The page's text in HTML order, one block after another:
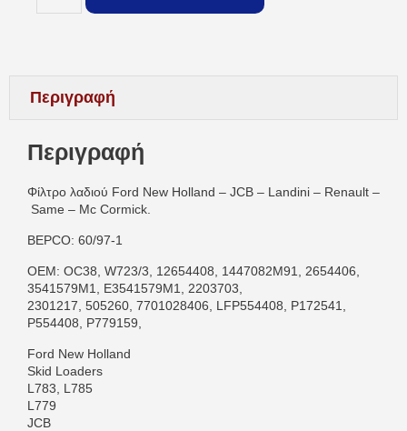
Περιγραφή
Περιγραφή
Φίλτρο λαδιού Ford New Holland – JCB – Landini – Renault –
Same – Mc Cormick.
BEPCO: 60/97-1
ΟΕΜ: OC38, W723/3, 12654408, 1447082M91, 2654406,
3541579M1, E3541579M1, 2203703,
2301217, 505260, 7701028406, LFP554408, P172541,
P554408, P779159,
Ford New Holland
Skid Loaders
L783, L785
L779
JCB